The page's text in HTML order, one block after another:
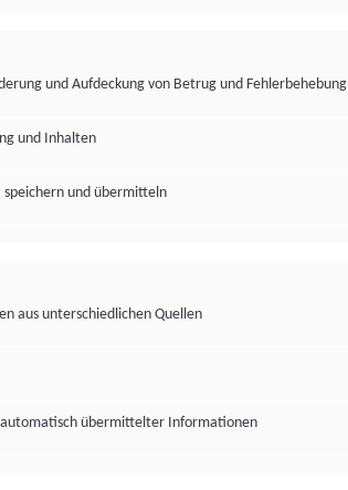
und Aufdeckung von Betrug und Fehlerbehebung
und Inhalten
speichern und übermitteln
aus unterschiedlichen Quellen
übermittelter Informationen